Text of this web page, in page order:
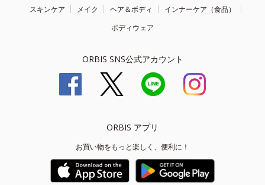
スキンケア メイク ヘア＆ボディ
インナーケア（食品）
ボディウェア
ORBIS SNS公式アカウント
ORBIS アプリ
お買い物をもっと楽しく、便利に！